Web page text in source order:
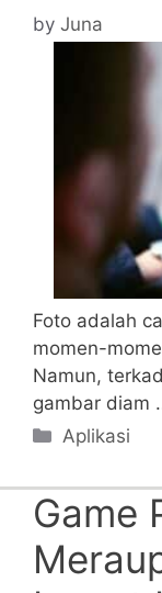
by Juna
Foto adalah
momen-
Namun,
gambar diam
Categories
Aplikasi
Game